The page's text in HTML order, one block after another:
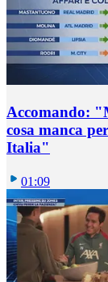
Accomando:
cosa manca
Italia"
01:09